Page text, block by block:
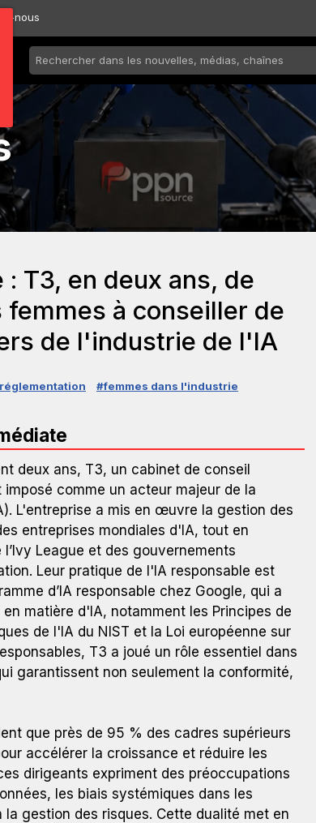
nous
T3, en deux ans, de
à conseiller de
de l'industrie de l'IA
#femmes dans l'industrie
chez T3)
deux ans, T3, un cabinet de conseil
comme un acteur majeur de la
L'entreprise a mis en œuvre la gestion des
entreprises mondiales d'IA, tout en
League et des gouvernements
Leur pratique de l'IA responsable est
d’IA responsable chez Google, qui a
matière d'IA, notamment les Principes de
de l'IA du NIST et la Loi européenne sur
T3 a joué un rôle essentiel dans
garantissent non seulement la conformité,
que près de 95 % des cadres supérieurs
accélérer la croissance et réduire les
dirigeants expriment des préoccupations
les biais systémiques dans les
gestion des risques. Cette dualité met en